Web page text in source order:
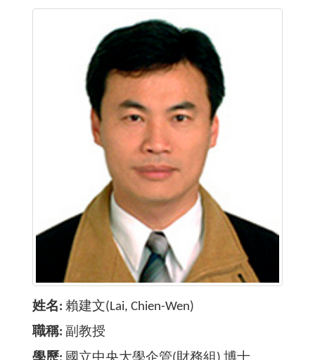
姓名 賴建文(Lai, ​Chien-Wen)
職稱 副教授